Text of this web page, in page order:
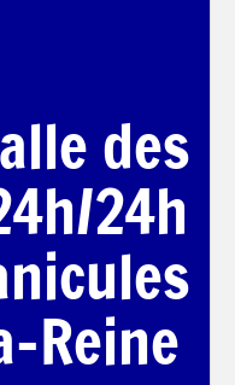
des
24h
Reine